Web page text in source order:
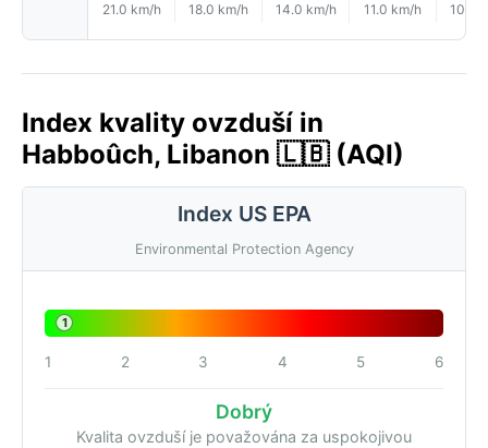
21.0 km/h 18.0 km/h 14.0 km/h 11.0 km/h 10.0
Index kvality ovzduší in
Habboûch, Libanon 🇱🇧 (AQI)
Index US EPA
Environmental Protection Agency
1
1 2 3 4 5 6
Dobrý
Kvalita ovzduší je považována za uspokojivou